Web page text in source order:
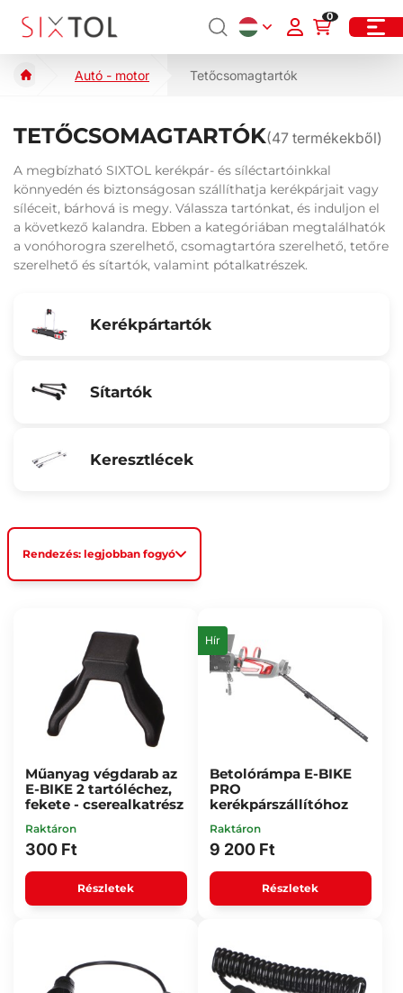
0
Autó - motor Tetőcsomagtartók
TETŐCSOMAGTARTÓK(47 termékekből)
A megbízható SIXTOL kerékpár- és síléctartóinkkal
könnyedén és biztonságosan szállíthatja kerékpárjait vagy
síléceit, bárhová is megy. Válassza tartónkat, és induljon el
a következő kalandra. Ebben a kategóriában megtalálhatók
a vonóhorogra szerelhető, csomagtartóra szerelhető, tetőre
szerelhető és sítartók, valamint pótalkatrészek.
Kerékpártartók
Sítartók
Keresztlécek
Rendezés: legjobban fogyó
Műanyag végdarab az
E-BIKE 2 tartóléchez,
fekete - cserealkatrész
Raktáron
300 Ft
Részletek
Hír
Betolórámpa E-BIKE
PRO
kerékpárszállítóhoz
Raktáron
9 200 Ft
Részletek